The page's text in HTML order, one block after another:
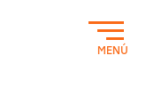
MENÚ